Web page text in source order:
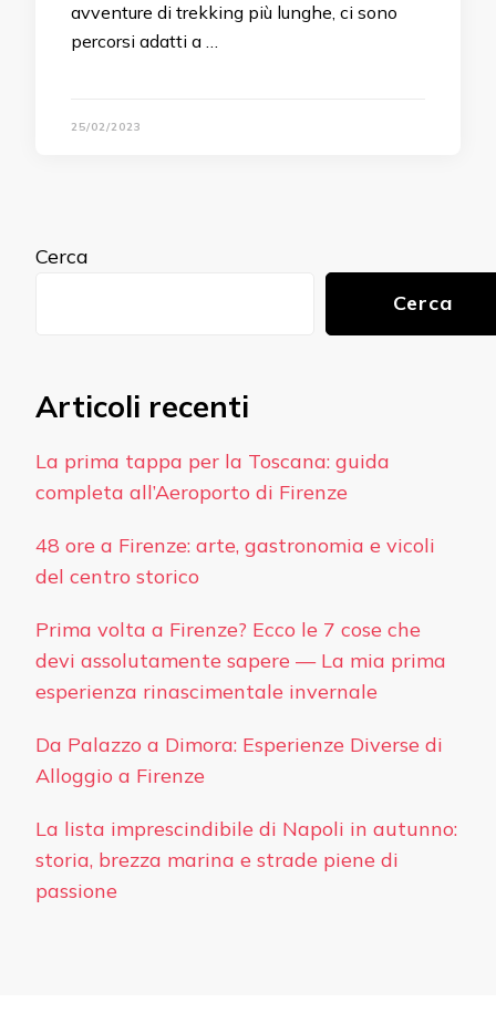
avventure di trekking più lunghe, ci sono
percorsi adatti a …
25/02/2023
Cerca
Cerca
Articoli recenti
La prima tappa per la Toscana: guida
completa all’Aeroporto di Firenze
48 ore a Firenze: arte, gastronomia e vicoli
del centro storico
Prima volta a Firenze? Ecco le 7 cose che
devi assolutamente sapere — La mia prima
esperienza rinascimentale invernale
Da Palazzo a Dimora: Esperienze Diverse di
Alloggio a Firenze
La lista imprescindibile di Napoli in autunno:
storia, brezza marina e strade piene di
passione